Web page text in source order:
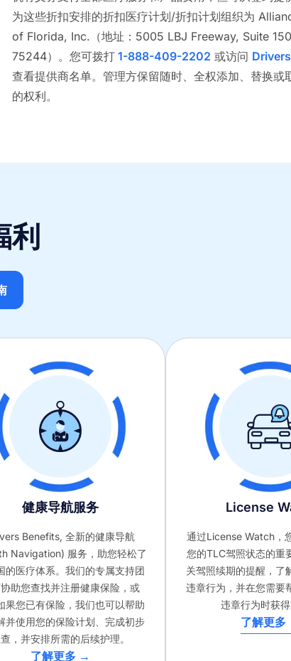
为这些折扣安排的折扣医疗计划/折扣计划组织为
of Florida, Inc.（地址：5005 LBJ Freeway, Suite
75244）。您可拨打 1-888-409-2202 或访问
查看提供商名单。管理方保留随时、全权添加、替换或
的权利。
利
健康导航服务
Benefits, 全新的健康导航
Navigation) 服务，助您轻松了
的医疗体系。我们的专属支持团
助您查找并注册健康保险，或
果您已有保险，我们也可以帮助
并使用您的保险计划、完成初步
，并安排所需的后续护理。
了解更多 →
License
通过License Watch，
您的TLC驾照状态的重
关驾照续期的提醒，了
违章行为，并在您需要
违章行为时获得
了解更多